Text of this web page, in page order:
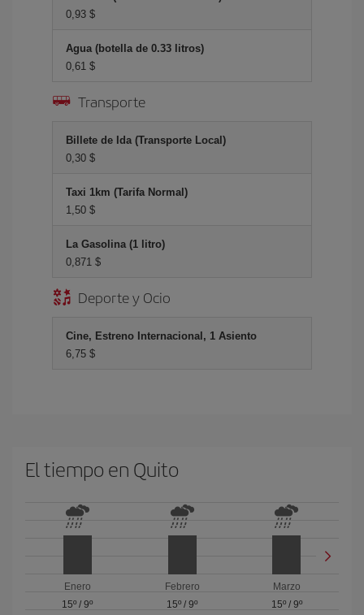
0,93 $
Agua (botella de 0.33 litros)
0,61 $
Transporte
Billete de Ida (Transporte Local)
0,30 $
Taxi 1km (Tarifa Normal)
1,50 $
La Gasolina (1 litro)
0,871 $
Deporte y Ocio
Cine, Estreno Internacional, 1 Asiento
6,75 $
El tiempo en Quito
Enero
15º /9º
Febrero
15º / 9º
Marzo
15º/ 9º